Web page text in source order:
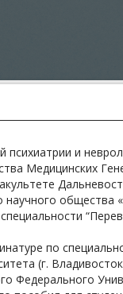
психиатрии и
Медицинских
по
(г.
Федерального